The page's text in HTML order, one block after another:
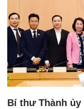
Bí thư Thành